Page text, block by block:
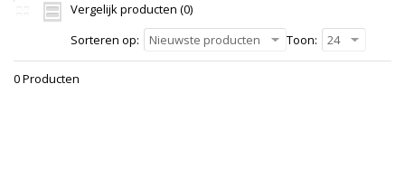
Vergelijk producten (0)
Sorteren op:
Nieuwste producten Toon: 24
0 Producten